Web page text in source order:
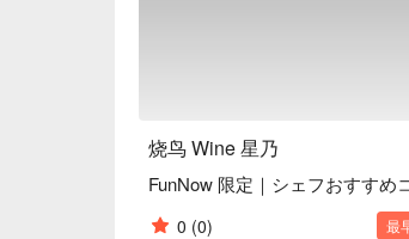
烧鸟 Wine 星乃
FunNow 限定｜シェフおすすめ
0 (0) 最